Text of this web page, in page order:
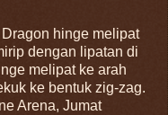
hinge melipat
dengan lipatan di
melipat ke arah
ke bentuk zig-zag.
Arena, Jumat